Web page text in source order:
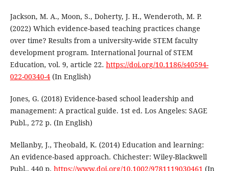
Jackson, M. A., Moon, S., Doherty, J. H., Wenderoth, M. P.
(2022) Which evidence-based teaching practices change
over time? Results from a university-wide STEM faculty
development program. International Journal of STEM
Education, vol. 9, article 22. https://doi.org/10.1186/s40594-
022-00340-4(In English)
Jones, G. (2018) Evidence-based school leadership and
management: A practical guide. 1st ed. Los Angeles: SAGE
Publ., 272 p. (In English)
Mellanby, J., Theobald, K. (2014) Education and learning:
An evidence-based approach. Chichester: Wiley-Blackwell
Publ., 440 p. https://www.doi.org/10.1002/9781119030461 (In